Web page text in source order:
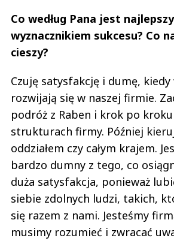
Co według Pana jest
wyznacznikiem sukcesu? Co
cieszy?
Czuję satysfakcję i dumę,
rozwijają się w naszej firmie.
podróż z Raben i krok po
strukturach firmy. Później
oddziałem czy całym krajem.
bardzo dumny z tego, co
duża satysfakcja, ponieważ
siebie zdolnych ludzi, takich,
się razem z nami. Jesteśmy
musimy rozumieć i zwracać